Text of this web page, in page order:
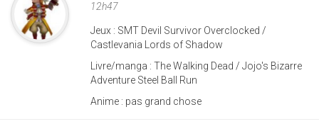
12h47
Jeux : SMT Devil Survivor Overclocked /
Castlevania Lords of Shadow
Livre/manga : The Walking Dead / Jojo's Bizarre
Adventure Steel Ball Run
Anime : pas grand chose